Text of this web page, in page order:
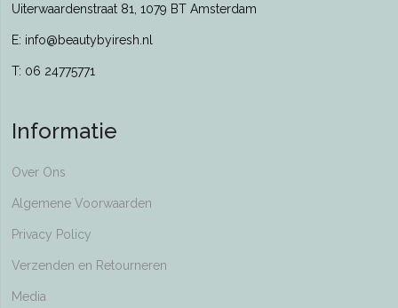
Uiterwaardenstraat 81, 1079 BT Amsterdam
E: info@beautybyiresh.nl
T: 06 24775771
Informatie
Over Ons
Algemene Voorwaarden
Privacy Policy
Verzenden en Retourneren
Media